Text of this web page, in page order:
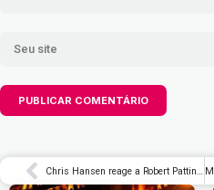
Chris Hansen reage a Robert Pattinson em trailer de ‘Primetime’: ‘Muito dramático’ – Rolling Stone Brasil